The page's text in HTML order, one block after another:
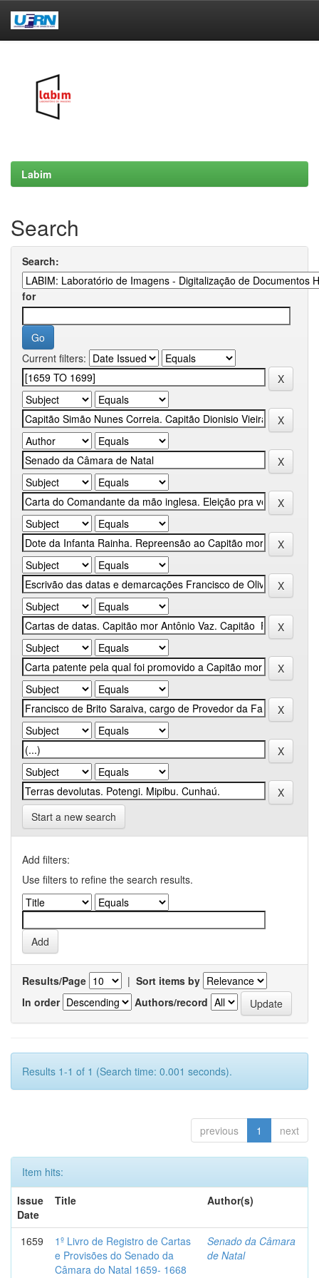
Labim
Search
Search:
for
Current filters:
Start a new search
Add filters:
Use filters to refine the search results.
Results/Page | Sort items by
In order
Authors/record
Results 1-1 of 1 (Search time: 0.001 seconds).
previous 1 next
Item hits:
Issue
Date
Title Author(s)
1659
1º Livro de Registro de Cartas
e Provisões do Senado da
Câmara do Natal 1659- 1668
Senado da Câmara
de Natal